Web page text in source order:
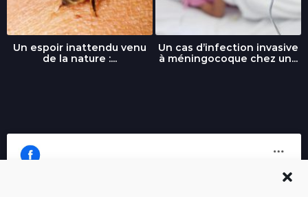
Un espoir inattendu venu
de la nature :...
Un cas d’infection invasive
à méningocoque chez un...